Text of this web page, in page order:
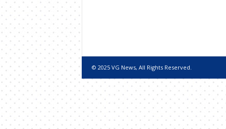
© 2025 VG News, All Rights Reserved.